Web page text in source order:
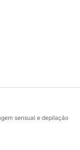
sensual e depilação